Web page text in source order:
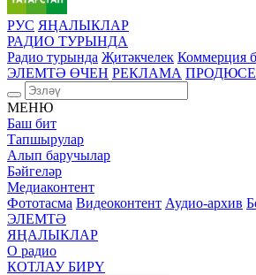
РУС ЯҢАЛЫКЛАР
РАДИО ТУРЫНДА
Радио турында Җитәкчелек Коммерция
ЭЛЕМТӘ ӨЧЕН РЕКЛАМА
МЕНЮ
Баш бит
Тапшырулар
Алып баручылар
Бәйгеләр
Медиаконтент
Фототасма Видеоконтент Аудио-архив
ЭЛЕМТӘ
ЯҢАЛЫКЛАР
О радио
КОТЛАУ БИРҮ